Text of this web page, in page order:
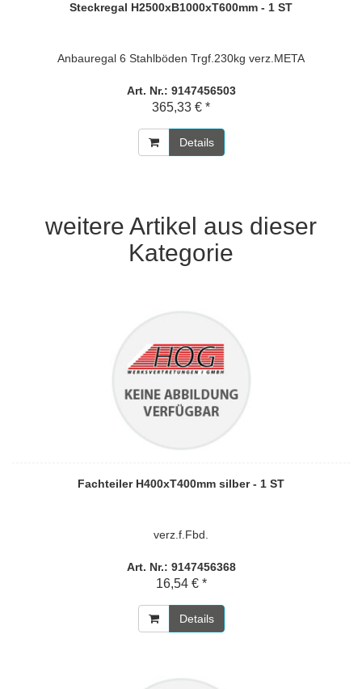
Steckregal H2500xB1000xT600mm - 1 ST
Anbauregal 6 Stahlböden Trgf.230kg verz.META
Art. Nr.: 9147456503
365,33 € *
Details
weitere Artikel aus dieser
Kategorie
Fachteiler H400xT400mm silber - 1 ST
verz.f.Fbd.
Art. Nr.: 9147456368
16,54 € *
Details